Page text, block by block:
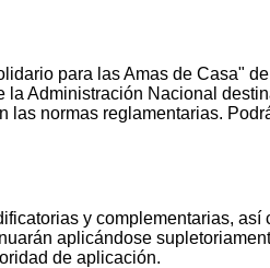
para las Amas de Casa"
Administración Nacional
normas reglamentarias.
y complementarias,
aplicándose
de aplicación.